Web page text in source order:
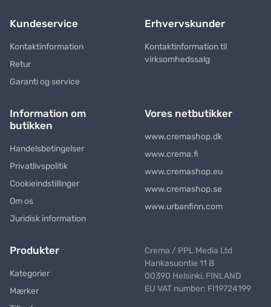
Kundeservice
Kontaktinformation
Retur
Garanti og service
Erhvervskunder
Kontaktinformation til
virksomhedssalg
Information om
butikken
Handelsbetingelser
Privatlivspolitik
Cookieindstillinger
Om os
Juridisk information
Vores netbutikker
www.cremashop.dk
www.crema.fi
www.cremashop.eu
www.cremashop.se
www.urbanfinn.com
Produkter
Kategorier
Mærker
Crema / PPL Media Ltd
Hankasuontie 11 B
00390 Helsinki, FINLAND
EU VAT number: FI19724199